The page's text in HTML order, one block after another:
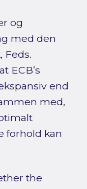
og
med den
Feds.
ECB’s
end
med,
forhold kan
the